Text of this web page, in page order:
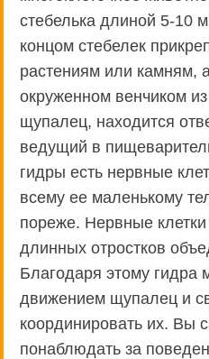
стебелька длиной 5-10
концом стебелек
растениям или камням,
окруженном венчиком
щупалец, находится
ведущий в
гидры есть нервные
всему ее маленькому
пореже. Нервные
длинных отростков
Благодаря этому гидра
движением щупалец и
координировать их. Вы
понаблюдать за